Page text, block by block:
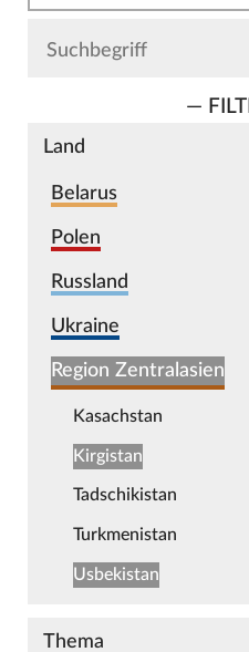
—
Land
Belarus
Polen
Russland
Ukraine
Region Zentralasien
Kasachstan
Kirgistan
Tadschikistan
Turkmenistan
Usbekistan
Thema